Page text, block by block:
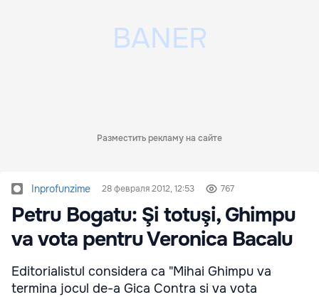
Разместить рекламу на сайте
Inprofunzime 28 февраля 2012, 12:53 767
Petru Bogatu: Şi totuşi, Ghimpu
va vota pentru Veronica Bacalu
Editorialistul considera ca "Mihai Ghimpu va
termina jocul de-a Gica Contra si va vota